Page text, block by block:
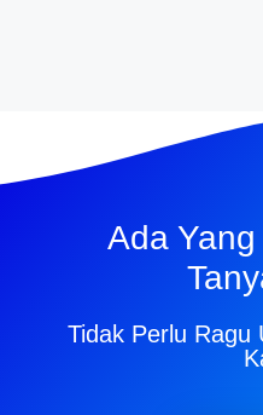
Ada
Tidak Perlu Ragu